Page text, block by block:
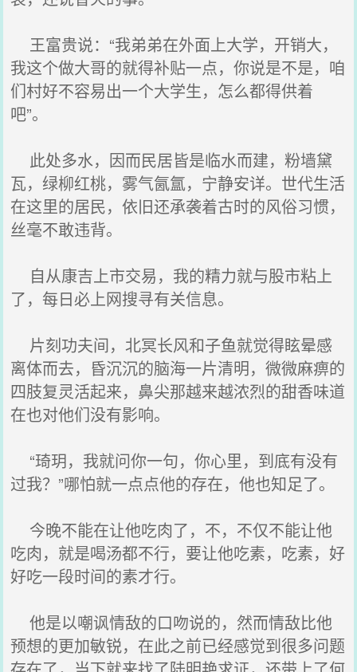
王富贵说：“我弟弟在外面上大学，开销大，
我这个做大哥的就得补贴一点，你说是不是，咱
们村好不容易出一个大学生，怎么都得供着
吧”。
此处多水，因而民居皆是临水而建，粉墙黛
瓦，绿柳红桃，雾气氤氲，宁静安详。世代生活
在这里的居民，依旧还承袭着古时的风俗习惯，
丝毫不敢违背。
自从康吉上市交易，我的精力就与股市粘上
了，每日必上网搜寻有关信息。
片刻功夫间，北冥长风和子鱼就觉得眩晕感
离体而去，昏沉沉的脑海一片清明，微微麻痹的
四肢复灵活起来，鼻尖那越来越浓烈的甜香味道
在也对他们没有影响。
“琦玥，我就问你一句，你心里，到底有没有
过我？”哪怕就一点点他的存在，他也知足了。
今晚不能在让他吃肉了，不，不仅不能让他
吃肉，就是喝汤都不行，要让他吃素，吃素，好
好吃一段时间的素才行。
他是以嘲讽情敌的口吻说的，然而情敌比他
预想的更加敏锐，在此之前已经感觉到很多问题